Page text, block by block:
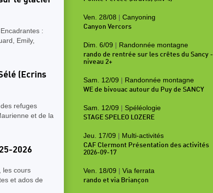
:
Emily,
(Ecrins
refuges
et de la
2026
les cours
et ados de
Ven. 28/08 | Canyoning
Canyon Vercors
Dim. 6/09 | Randonnée montagne
rando de rentrée sur les crêtes du Sancy -
niveau 2+
Sam. 12/09 | Randonnée montagne
WE de bivouac autour du Puy de SANCY
Sam. 12/09 | Spéléologie
STAGE SPELEO LOZERE
Jeu. 17/09 | Multi-activités
CAF Clermont Présentation des activités
2026-09-17
Ven. 18/09 | Via ferrata
rando et via Briançon